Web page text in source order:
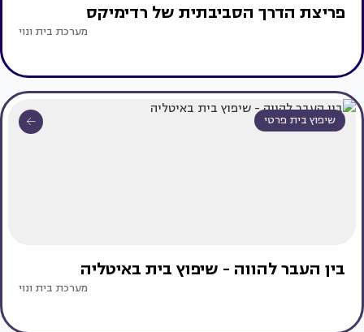
פריצת הדרך הסביבתית של רדימיקס
מערכת בית ונוי
שיפוץ בית פרטי
בין העבר להווה - שיפוץ בית באיטליה
מערכת בית ונוי